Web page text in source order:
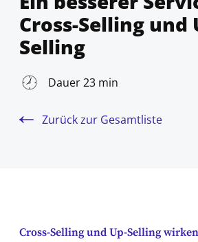
Cross-Selling und
Selling
Dauer 23 min
Zurück zur Gesamtliste
Cross-Selling und Up-Selling